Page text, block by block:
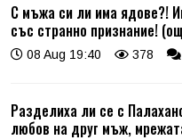
С мъжа си ли има ядове?!
със странно признание!
08 Aug 19:40 378
Разделиха ли се с
любов на друг мъж,